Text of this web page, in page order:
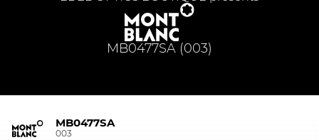
MB0477SA (003)
MB0477SA
003